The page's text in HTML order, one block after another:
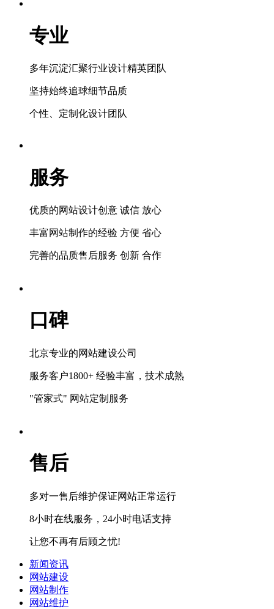
专业
多年沉淀汇聚行业设计精英团队
坚持始终追球细节品质
个性、定制化设计团队
服务
优质的网站设计创意 诚信 放心
丰富网站制作的经验 方便 省心
完善的品质售后服务 创新 合作
口碑
北京专业的网站建设公司
服务客户1800+ 经验丰富，技术成熟
"管家式" 网站定制服务
售后
多对一售后维护保证网站正常运行
8小时在线服务，24小时电话支持
让您不再有后顾之忧!
新闻资讯
网站建设
网站制作
网站维护